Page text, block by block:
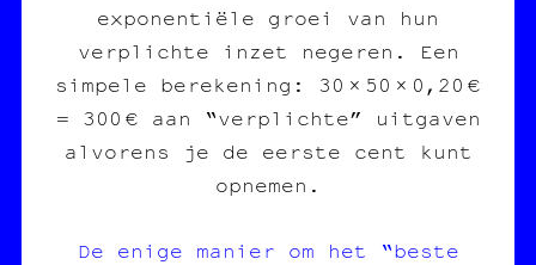
exponentiële groei van hun
verplichte inzet negeren. Een
simpele berekening: 30 × 50 × 0,20 €
= 300 € aan “verplichte” uitgaven
alvorens je de eerste cent kunt
opnemen.
De enige manier om het “beste